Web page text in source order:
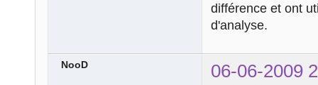
différence et ont
d'analyse.
NooD 06-06-2009